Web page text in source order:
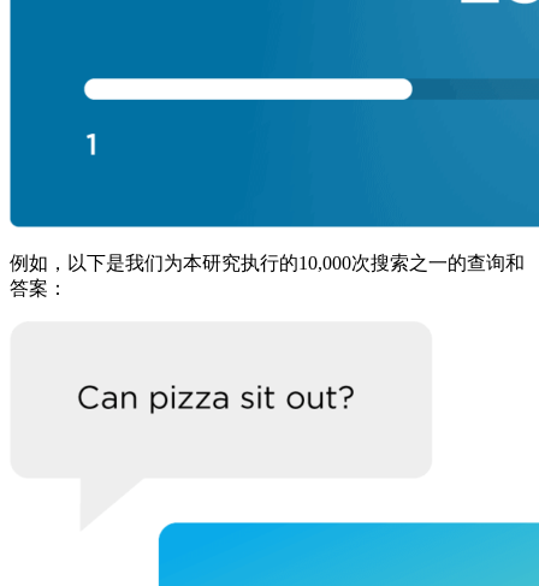
例如，以下是我们为本研究执行的10,000次搜索之一的查询和
答案：